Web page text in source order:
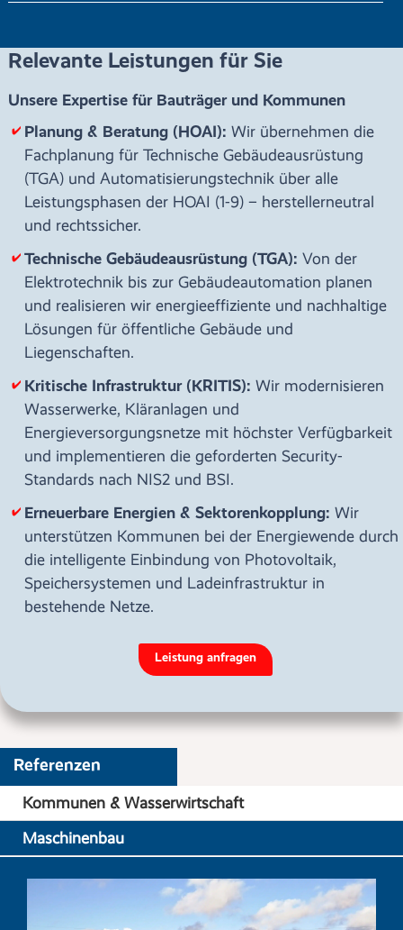
Relevante Leistungen für Sie
Unsere Expertise für Bauträger und Kommunen
Planung & Beratung (HOAI): Wir übernehmen die
Fachplanung für Technische Gebäudeausrüstung
(TGA) und Automatisierungstechnik über alle
Leistungsphasen der HOAI (1-9) – herstellerneutral
und rechtssicher.
Technische Gebäudeausrüstung (TGA): Von der
Elektrotechnik bis zur Gebäudeautomation planen
und realisieren wir energieeffiziente und nachhaltige
Lösungen für öffentliche Gebäude und
Liegenschaften.
Kritische Infrastruktur (KRITIS): Wir modernisieren
Wasserwerke, Kläranlagen und
Energieversorgungsnetze mit höchster Verfügbarkeit
und implementieren die geforderten Security-
Standards nach NIS2 und BSI.
Erneuerbare Energien & Sektorenkopplung: Wir
unterstützen Kommunen bei der Energiewende durch
die intelligente Einbindung von Photovoltaik,
Speichersystemen und Ladeinfrastruktur in
bestehende Netze.
Leistung anfragen
Referenzen
Kommunen & Wasserwirtschaft
Maschinenbau